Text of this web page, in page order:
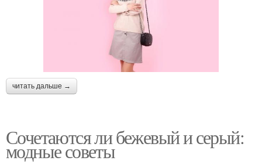
читать дальше →
Сочетаются ли бежевый и серый:
модные советы